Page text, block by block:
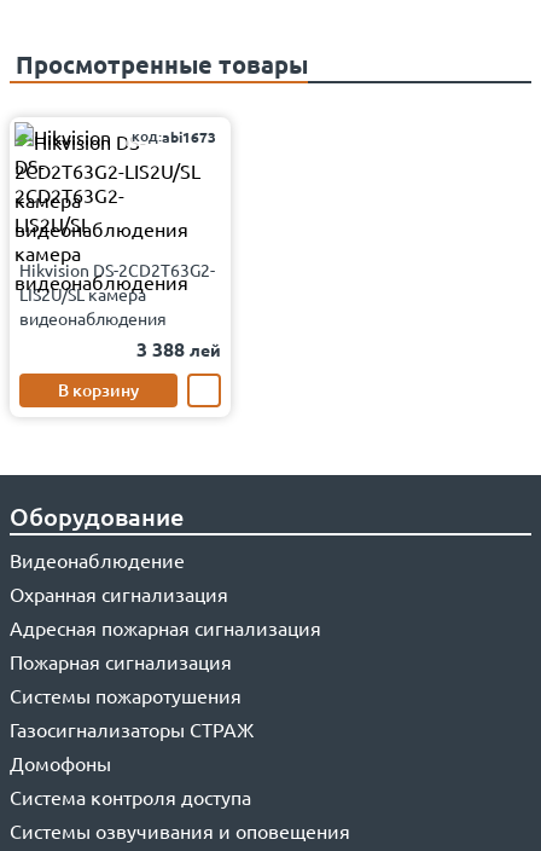
Просмотренные товары
код:abi1673
Hikvision DS-2CD2T63G2-
LIS2U/SL камера
видеонаблюдения
3 388лей
В корзину
Оборудование
Видеонаблюдение
Охранная сигнализация
Адресная пожарная сигнализация
Пожарная сигнализация
Системы пожаротушения
Газосигнализаторы СТРАЖ
Домофоны
Система контроля доступа
Системы озвучивания и оповещения